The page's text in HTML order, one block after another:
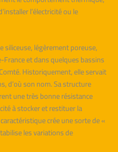
l’électricité ou le
siliceuse, légèrement poreuse,
et dans quelques bassins
Historiquement, elle servait
d’où son nom. Sa structure
une très bonne résistance
à stocker et restituer la
crée une sorte de «
les variations de